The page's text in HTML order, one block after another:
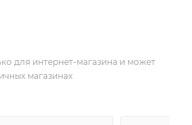
для интернет-магазина и может
магазинах